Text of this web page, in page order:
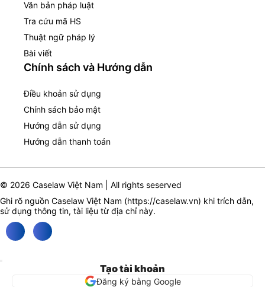
Văn bản pháp luật
Tra cứu mã HS
Thuật ngữ pháp lý
Bài viết
Chính sách và Hướng dẫn
Điều khoản sử dụng
Chính sách bảo mật
Hướng dẫn sử dụng
Hướng dẫn thanh toán
© 2026 Caselaw Việt Nam | All rights seserved
Ghi rõ nguồn Caselaw Việt Nam (https://caselaw.vn) khi trích dẫn,
sử dụng thông tin, tài liệu từ địa chỉ này.
Tạo tài khoản
Đăng ký bằng Google